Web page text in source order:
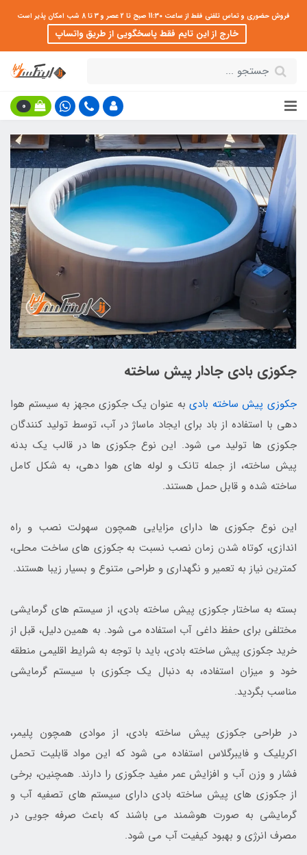
فروش حضوری و تماس تلفنی فقط از ساعت 11:30 صبح تا 2 عصر و 3 تا 8 شب امکان پذیر است
خارج از این تایم فقط پاسخگویی از طریق واتساپ
0
جکوزی بادی جادار پیش ساخته
جکوزی پیش ساخته بادیبه عنوان یک جکوزی مجهز به سیستم هوا
دهی با استفاده از باد برای ایجاد ماساژ در آب، توسط تولید کنندگان
جکوزی ها تولید می شود. این نوع جکوزی ها در قالب یک بدنه
پیش ساخته، از جمله تانک و لوله های هوا دهی، به شکل کامل
ساخته شده و قابل حمل هستند.
این نوع جکوزی ها دارای مزایایی همچون سهولت نصب و راه
اندازی، کوتاه شدن زمان نصب نسبت به جکوزی های ساخت محلی،
کمترین نیاز به تعمیر و نگهداری و طراحی متنوع و بسیار زیبا هستند.
بسته به ساختار جکوزی پیش ساخته بادی، از سیستم های گرمایشی
مختلفی برای حفظ داغی آب استفاده می شود. به همین دلیل، قبل از
خرید جکوزی پیش ساخته بادی، باید با توجه به شرایط اقلیمی منطقه
خود و میزان استفاده، به دنبال یک جکوزی با سیستم گرمایشی
مناسب بگردید.
در طراحی جکوزی پیش ساخته بادی، از موادی همچون پلیمر،
اکریلیک و فایبرگلاس استفاده می شود که این مواد قابلیت تحمل
فشار و وزن آب و افزایش عمر مفید جکوزی را دارند. همچنین، برخی
از جکوزی های پیش ساخته بادی دارای سیستم های تصفیه آب و
گرمایشی به صورت هوشمند می باشند که باعث صرفه جویی در
مصرف انرژی و بهبود کیفیت آب می شود.